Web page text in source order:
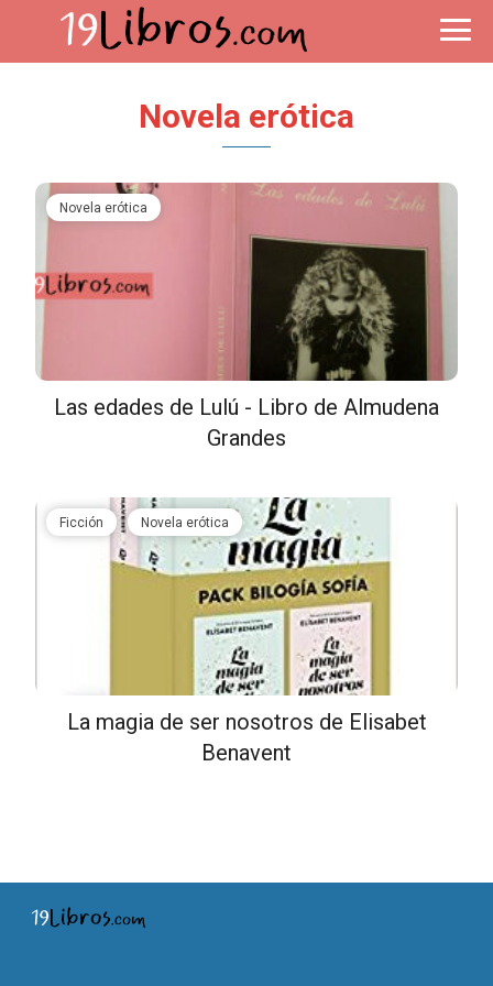
Novela erótica
Novela erótica
Las edades de Lulú - Libro de Almudena
Grandes
Ficción Novela erótica
La magia de ser nosotros de Elisabet
Benavent